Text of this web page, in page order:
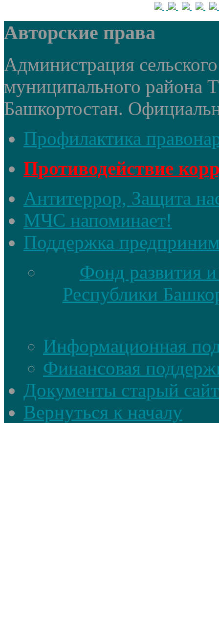
Авторские права
Администрация
муниципального района
Башкортостан.
Профилактика
Противодействие
Антитеррор, Защита
МЧС напоминает!
Поддержка
Фонд развития
Республики
Информационная
Финансовая
Документы старый сайт
Вернуться к началу